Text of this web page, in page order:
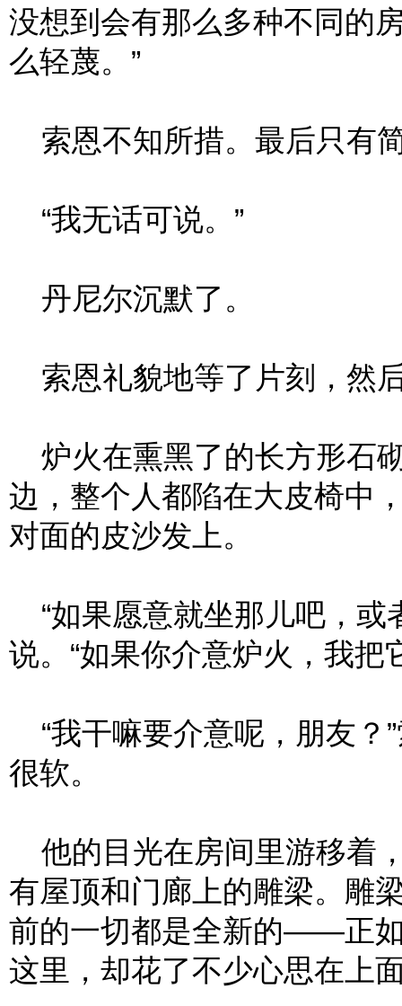
没想到会有那么多种不同的
么轻蔑。”
索恩不知所措。最后只有
“我无话可说。”
丹尼尔沉默了。
索恩礼貌地等了片刻，然
炉火在熏黑了的长方形石
边，整个人都陷在大皮椅中
对面的皮沙发上。
“如果愿意就坐那儿吧，或
说。“如果你介意炉火，我把
“我干嘛要介意呢，朋友？
很软。
他的目光在房间里游移着
有屋顶和门廊上的雕梁。雕
前的一切都是全新的——正
这里，却花了不少心思在上